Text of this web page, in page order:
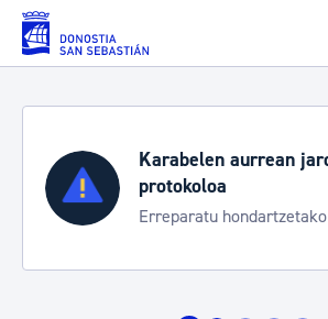
Eduki nagusira joan
Karabelen aurrean
protokoloa
Erreparatu